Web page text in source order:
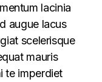
lacinia
augue lacus
scelerisque
mauris
te imperdiet